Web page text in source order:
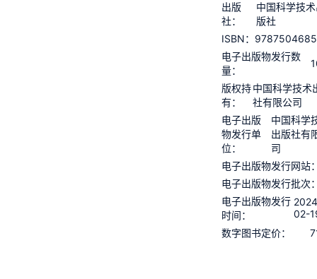
出版
社：
中国科学技
版社
ISBN：
电子出版物发行数
量：
版权持
有：
中国科学技术
社有限公司
电子出版
物发行单
位：
中国科学
出版社有
司
电子出版物发行网站
电子出版物发行批次
电子出版物发行
时间：
02-
数字图书定价：